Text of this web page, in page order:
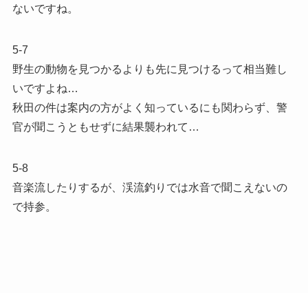
ないですね。
5-7
野生の動物を見つかるよりも先に見つけるって相当難し
いですよね…
秋田の件は案内の方がよく知っているにも関わらず、警
官が聞こうともせずに結果襲われて…
5-8
音楽流したりするが、渓流釣りでは水音で聞こえないの
で持参。